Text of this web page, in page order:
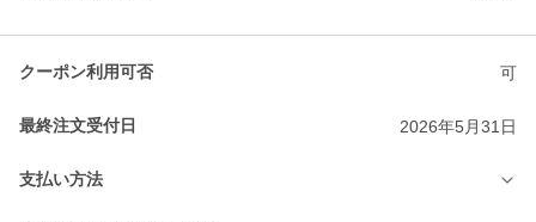
クーポン利用可否 可
最終注文受付日 2026年5月31日
支払い方法